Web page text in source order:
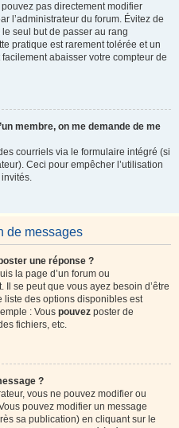
pas directement modifier
l’administrateur du forum. Évitez de
seul but de passer au rang
pratique est rarement tolérée et un
abaisser votre compteur de
membre, on me demande de me
courriels via le formulaire intégré (si
Ceci pour empêcher l’utilisation
de messages
une réponse ?
la page d’un forum ou
se peut que vous ayez besoin d’être
liste des options disponibles est
: Vous pouvez poster de
fichiers, etc.
?
vous ne pouvez modifier ou
pouvez modifier un message
sa publication) en cliquant sur le